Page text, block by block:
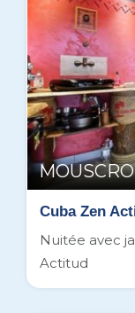
Cuba Zen
Nuitée avec
Actitud